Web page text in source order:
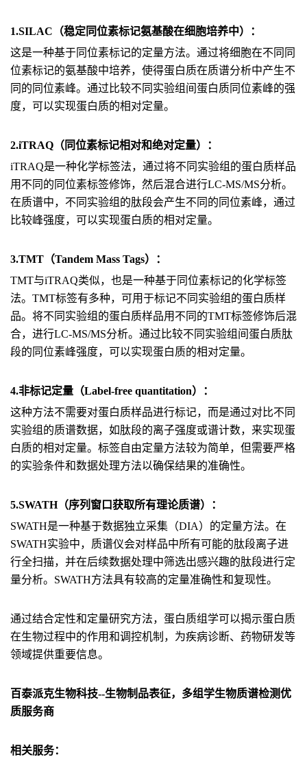
1.SILAC（稳定同位素标记氨基酸在细胞培养中）：
这是一种基于同位素标记的定量方法。通过将细胞在不同同
位素标记的氨基酸中培养，使得蛋白质在质谱分析中产生不
同的同位素峰。通过比较不同实验组间蛋白质同位素峰的强
度，可以实现蛋白质的相对定量。
2.iTRAQ（同位素标记相对和绝对定量）：
iTRAQ是一种化学标签法，通过将不同实验组的蛋白质样品
用不同的同位素标签修饰，然后混合进行LC-MS/MS分析。
在质谱中，不同实验组的肽段会产生不同的同位素峰，通过
比较峰强度，可以实现蛋白质的相对定量。
3.TMT（Tandem Mass Tags）：
TMT与iTRAQ类似，也是一种基于同位素标记的化学标签
法。TMT标签有多种，可用于标记不同实验组的蛋白质样
品。将不同实验组的蛋白质样品用不同的TMT标签修饰后混
合，进行LC-MS/MS分析。通过比较不同实验组间蛋白质肽
段的同位素峰强度，可以实现蛋白质的相对定量。
4.非标记定量（Label-free quantitation）：
这种方法不需要对蛋白质样品进行标记，而是通过对比不同
实验组的质谱数据，如肽段的离子强度或谱计数，来实现蛋
白质的相对定量。标签自由定量方法较为简单，但需要严格
的实验条件和数据处理方法以确保结果的准确性。
5.SWATH（序列窗口获取所有理论质谱）：
SWATH是一种基于数据独立采集（DIA）的定量方法。在
SWATH实验中，质谱仪会对样品中所有可能的肽段离子进
行全扫描，并在后续数据处理中筛选出感兴趣的肽段进行定
量分析。SWATH方法具有较高的定量准确性和复现性。
通过结合定性和定量研究方法，蛋白质组学可以揭示蛋白质
在生物过程中的作用和调控机制，为疾病诊断、药物研发等
领域提供重要信息。
百泰派克生物科技--生物制品表征，多组学生物质谱检测优
质服务商
相关服务：